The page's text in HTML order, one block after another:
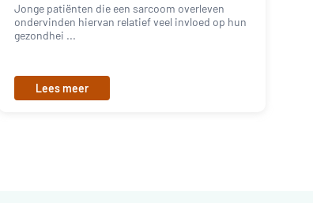
Jonge patiënten die een sarcoom overleven
ondervinden hiervan relatief veel invloed op hun
gezondhei ...
Lees meer